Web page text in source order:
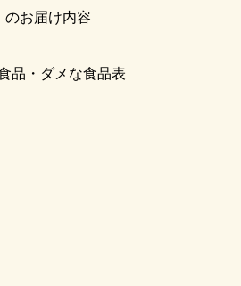
のお届け内容
品・ダメな食品表